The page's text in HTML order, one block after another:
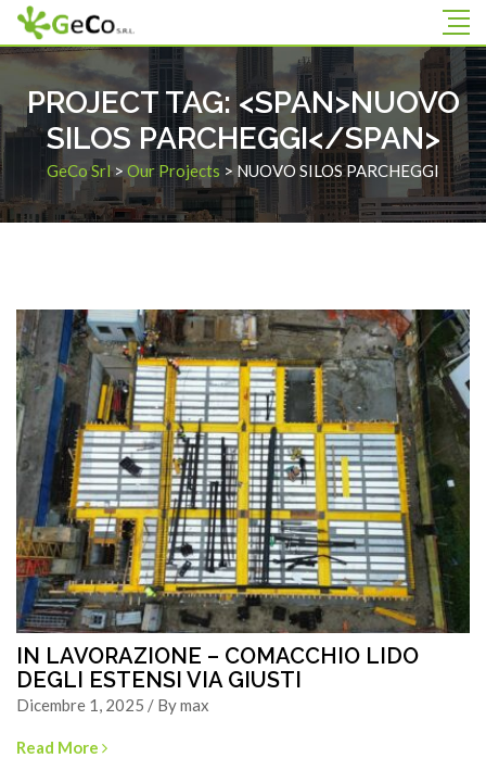
PROJECT TAG: <SPAN>NUOVO
SILOS PARCHEGGI</SPAN>
GeCo Srl> Our Projects > NUOVO SILOS PARCHEGGI
IN LAVORAZIONE – COMACCHIO LIDO
DEGLI ESTENSI VIA GIUSTI
Dicembre 1, 2025 / By max
Read More